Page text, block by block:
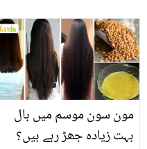
مون سون موسم میں بال
بہت زیادہ جھڑ رہے ہیں؟